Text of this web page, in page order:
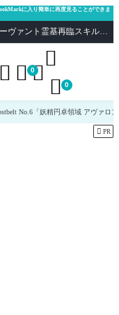
に入り簡単に再度見ることができま
FGOまとめニュース速報・最新イベント攻略・ サーヴァント霊基再臨スキル性能評価まとめ Fate/Grand Order
  0

 0
No.6「妖精円卓領域 アヴァロ
 PR